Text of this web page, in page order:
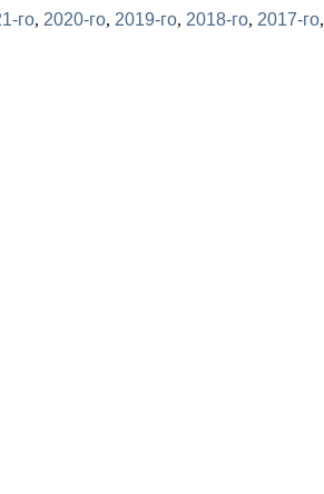
го, 2020-го, 2019-го, 2018-го, 2017-го,